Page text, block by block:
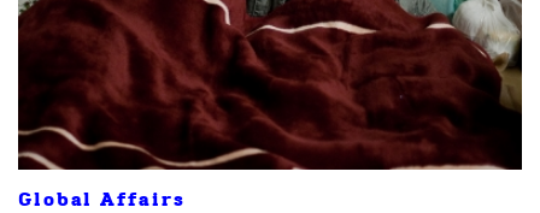
Global Affairs
ค้นหา
SHARE TWEET LINE EMAIL